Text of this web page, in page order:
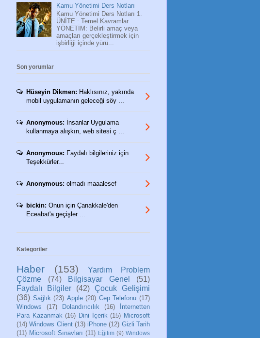
Kamu Yönetimi Ders Notları
Kamu Yönetimi Ders Notları 1.
ÜNİTE : Temel Kavramlar
YÖNETİM: Belirli amaç veya
amaçları gerçekleştirmek için
işbirliği içinde yürü...
Son yorumlar
Hüseyin Dikmen: Haklısınız, yakında
mobil uygulamanın geleceği söy ...
Anonymous: İnsanlar Uygulama
kullanmaya alışkın, web sitesi ç ...
Anonymous: Faydalı bilgileriniz için
Teşekkürler...
Anonymous: olmadı maaalesef
bickin: Onun için Çanakkale'den
Eceabat'a geçişler ...
Kategoriler
Haber (153)
Yardım Problem
Çözme
(74) Bilgisayar Genel
(51)
Faydalı Bilgiler
(42) Çocuk Gelişimi
(36) Sağlık (23) Apple (20) Cep Telefonu (17)
Windows
(17) Dolandırıcılık (16)
İnternetten
Para Kazanmak (16) Dini İçerik (15) Microsoft
(14) Windows Client (13) iPhone (12) Gizli Tarih
(11) Microsoft Sınavları (11) Eğitim (9) Windows